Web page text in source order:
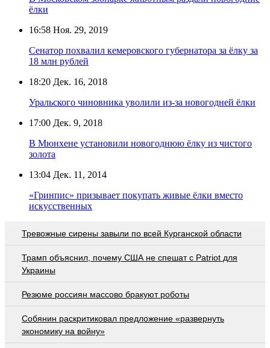
ёлки
16:58 Ноя. 29, 2019
Сенатор похвалил кемеровского губернатора за ёлку за
18 млн рублей
18:20 Дек. 16, 2018
Уральского чиновника уволили из-за новогодней ёлки
17:00 Дек. 9, 2018
В Мюнхене установили новогоднюю ёлку из чистого
золота
13:04 Дек. 11, 2014
«Гринпис» призывает покупать живые ёлки вместо
искусственных
Тревожные сирены завыли по всей Курганской области
Трамп объяснил, почему США не спешат с Patriot для
Украины
Резюме россиян массово бракуют роботы
Собянин раскритиковал предложение «развернуть
экономику на войну»